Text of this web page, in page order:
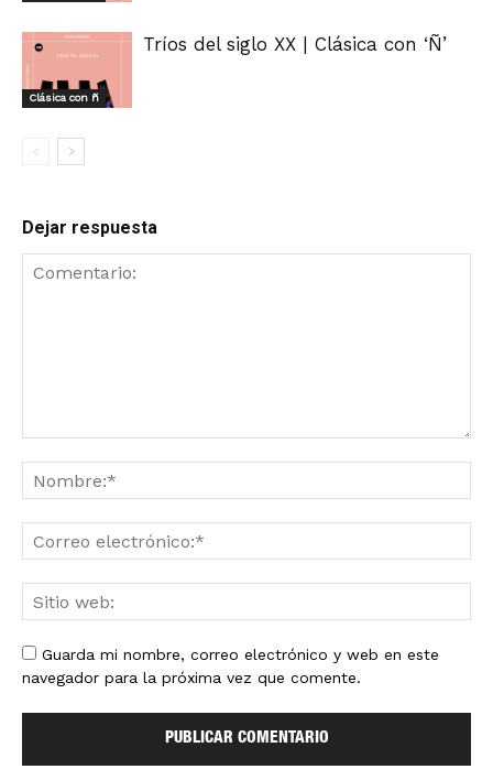
Clásica con ñ
Tríos del siglo XX | Clásica con ‘Ñ’
Dejar respuesta
Guarda mi nombre, correo electrónico y web en este
navegador para la próxima vez que comente.